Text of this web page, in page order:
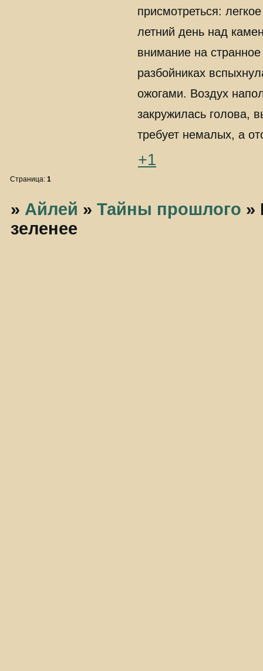
присмотреться:
летний день над
внимание на
разбойниках
ожогами. Воздух
закружилась голова,
требует немалых, а
+1
Страница:1
» Айлей »Тайны прошлого »
зеленее